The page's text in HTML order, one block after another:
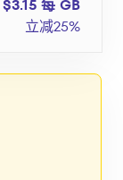
$3.15 每 GB
立减25%